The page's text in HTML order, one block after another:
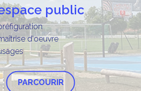
public
d'oeuvre
PARCOURIR